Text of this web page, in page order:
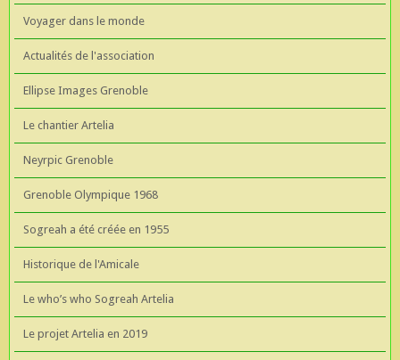
Voyager dans le monde
Actualités de l'association
Ellipse Images Grenoble
Le chantier Artelia
Neyrpic Grenoble
Grenoble Olympique 1968
Sogreah a été créée en 1955
Historique de l'Amicale
Le who’s who Sogreah Artelia
Le projet Artelia en 2019